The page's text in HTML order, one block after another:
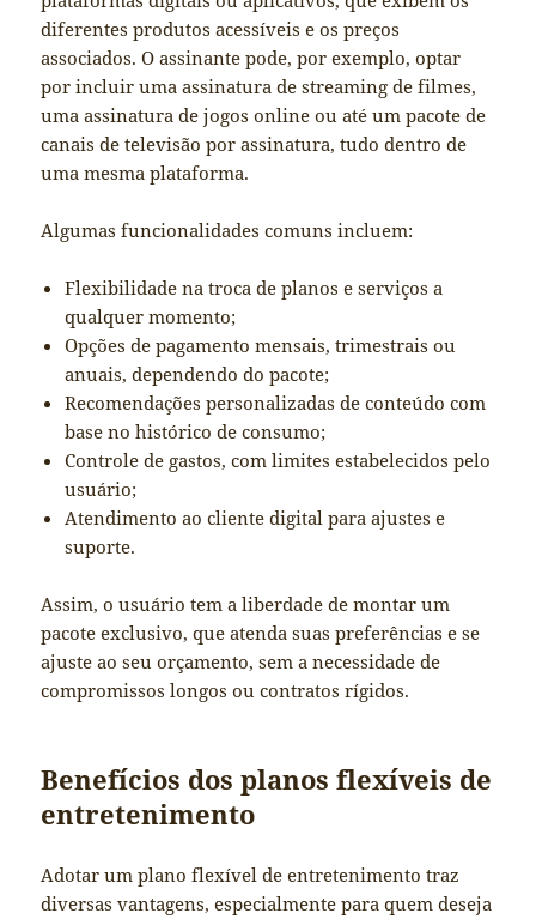
diferentes produtos acessíveis e os preços
associados. O assinante pode, por exemplo, optar
por incluir uma assinatura de streaming de filmes,
uma assinatura de jogos online ou até um pacote de
canais de televisão por assinatura, tudo dentro de
uma mesma plataforma.
Algumas funcionalidades comuns incluem:
Flexibilidade na troca de planos e serviços a
qualquer momento;
Opções de pagamento mensais, trimestrais ou
anuais, dependendo do pacote;
Recomendações personalizadas de conteúdo com
base no histórico de consumo;
Controle de gastos, com limites estabelecidos pelo
usuário;
Atendimento ao cliente digital para ajustes e
suporte.
Assim, o usuário tem a liberdade de montar um
pacote exclusivo, que atenda suas preferências e se
ajuste ao seu orçamento, sem a necessidade de
compromissos longos ou contratos rígidos.
Benefícios dos planos flexíveis de
entretenimento
Adotar um plano flexível de entretenimento traz
diversas vantagens, especialmente para quem deseja